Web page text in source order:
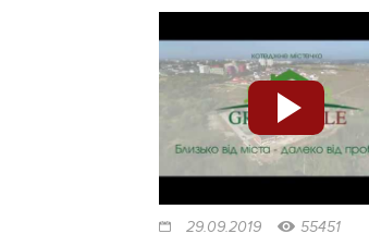
29.09.2019 55451